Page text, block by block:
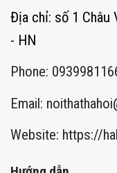
Địa chỉ: số 1 Châu
- HN
Phone:
Email:
Website: https://